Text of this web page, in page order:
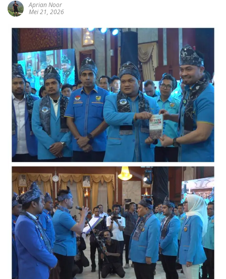
Aprian Noor
Mei 21, 2026